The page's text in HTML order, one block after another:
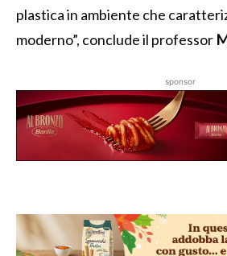
plastica in ambiente che
moderno”, conclude il professor
sponsor